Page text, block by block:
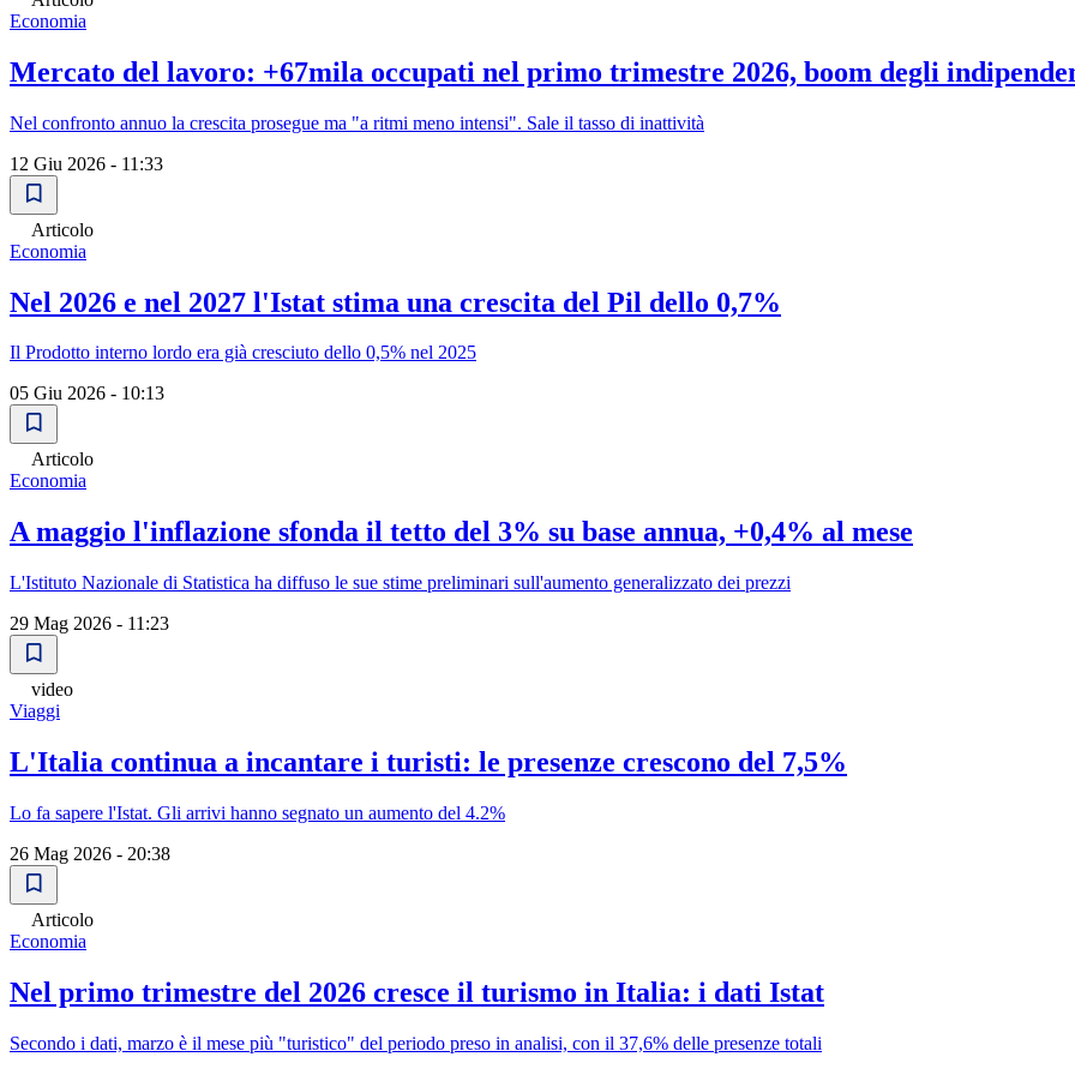
Economia
Mercato del lavoro: +67mila occupati nel primo trimestre 2026, boom degli
Nel confronto annuo la crescita prosegue ma "a ritmi meno intensi". Sale il tasso di inattività
12 Giu 2026 - 11:33
Articolo
Economia
Nel 2026 e nel 2027 l'Istat stima una crescita del Pil dello 0,7%
Il Prodotto interno lordo era già cresciuto dello 0,5% nel 2025
05 Giu 2026 - 10:13
Articolo
Economia
A maggio l'inflazione sfonda il tetto del 3% su base annua, +0,4% al mese
L'Istituto Nazionale di Statistica ha diffuso le sue stime preliminari sull'aumento generalizzato dei prezzi
29 Mag 2026 - 11:23
video
Viaggi
L'Italia continua a incantare i turisti: le presenze crescono del 7,5%
Lo fa sapere l'Istat. Gli arrivi hanno segnato un aumento del 4.2%
26 Mag 2026 - 20:38
Articolo
Economia
Nel primo trimestre del 2026 cresce il turismo in Italia: i dati Istat
Secondo i dati, marzo è il mese più "turistico" del periodo preso in analisi, con il 37,6% delle presenze totali